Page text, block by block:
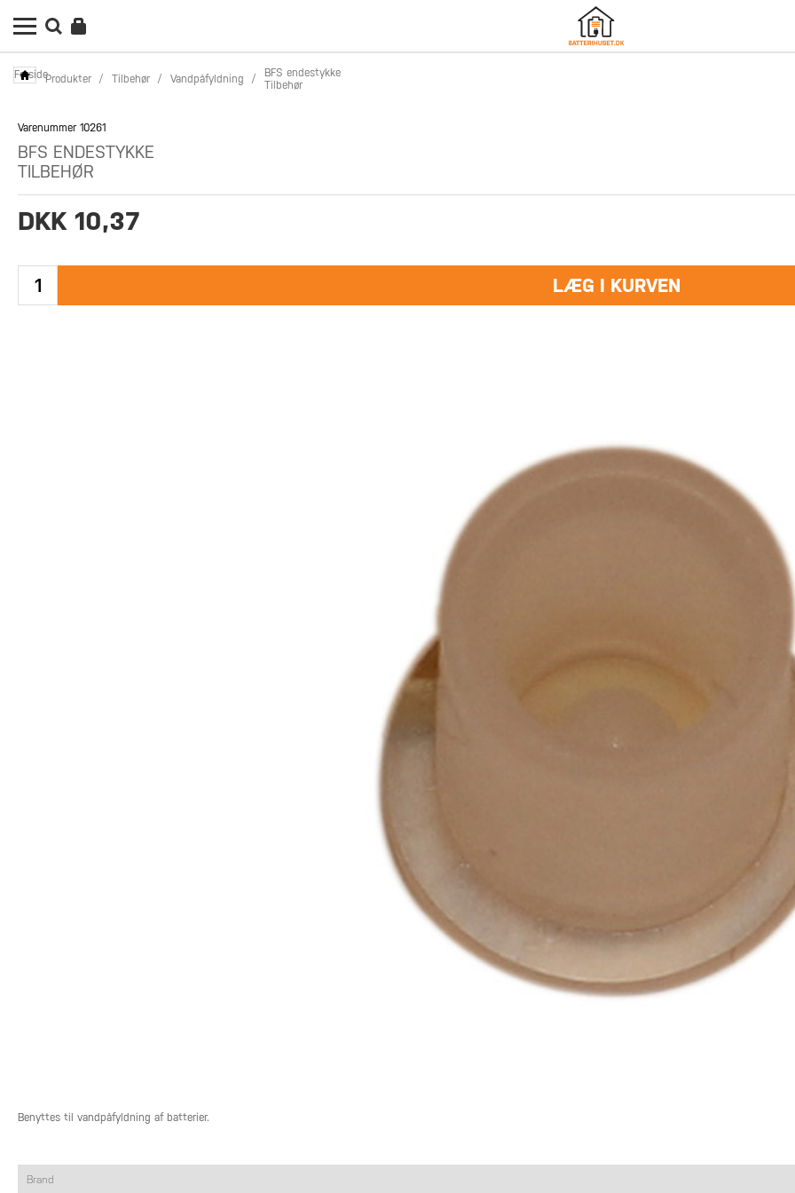
ForsideProdukter / Tilbehør / Vandpåfyldning /
BFS endestykke
Tilbehør
Varenummer 10261
BFS ENDESTYKKE
TILBEHØR
DKK 10,37
Benyttes til vandpåfyldning af batterier.
Brand